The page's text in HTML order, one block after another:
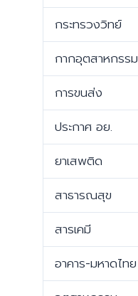
กระทรวงวิทย์
กากอุตสาหกรรม
การขนส่ง
ประกาศ อย.
ยาเสพติด
สาธารณสุข
สารเคมี
อาคาร-มหาดไทย